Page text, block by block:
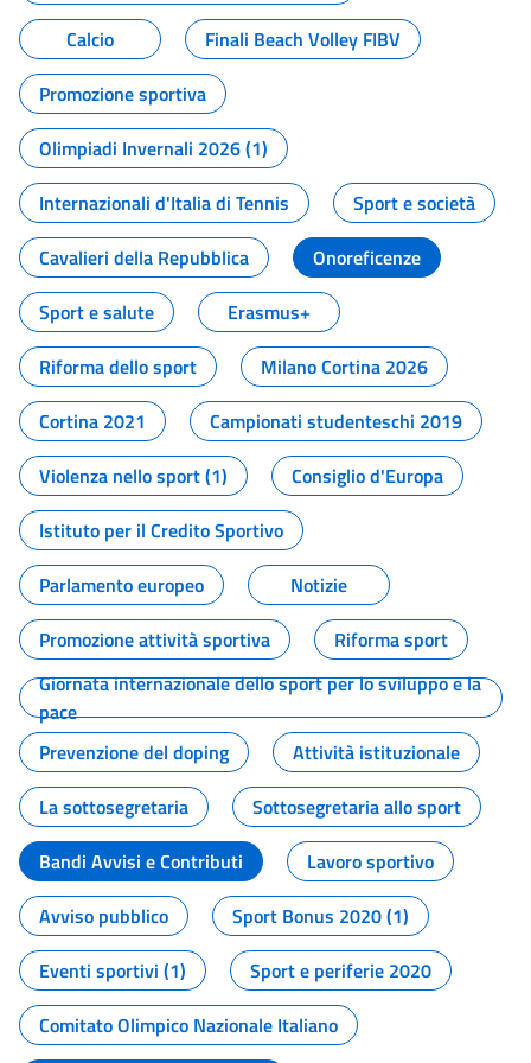
Calcio
Finali Beach Volley FIBV
Promozione sportiva
Olimpiadi Invernali 2026 (1)
Internazionali d'Italia di Tennis
Sport e società
Cavalieri della Repubblica
Onoreficenze
Sport e salute
Erasmus+
Riforma dello sport
Milano Cortina 2026
Cortina 2021
Campionati studenteschi 2019
Violenza nello sport (1)
Consiglio d'Europa
Istituto per il Credito Sportivo
Parlamento europeo
Notizie
Promozione attività sportiva
Riforma sport
Giornata internazionale dello sport per lo sviluppo e la
pace
Prevenzione del doping
Attività istituzionale
La sottosegretaria
Sottosegretaria allo sport
Bandi Avvisi e Contributi
Lavoro sportivo
Avviso pubblico
Sport Bonus 2020 (1)
Eventi sportivi (1)
Sport e periferie 2020
Comitato Olimpico Nazionale Italiano